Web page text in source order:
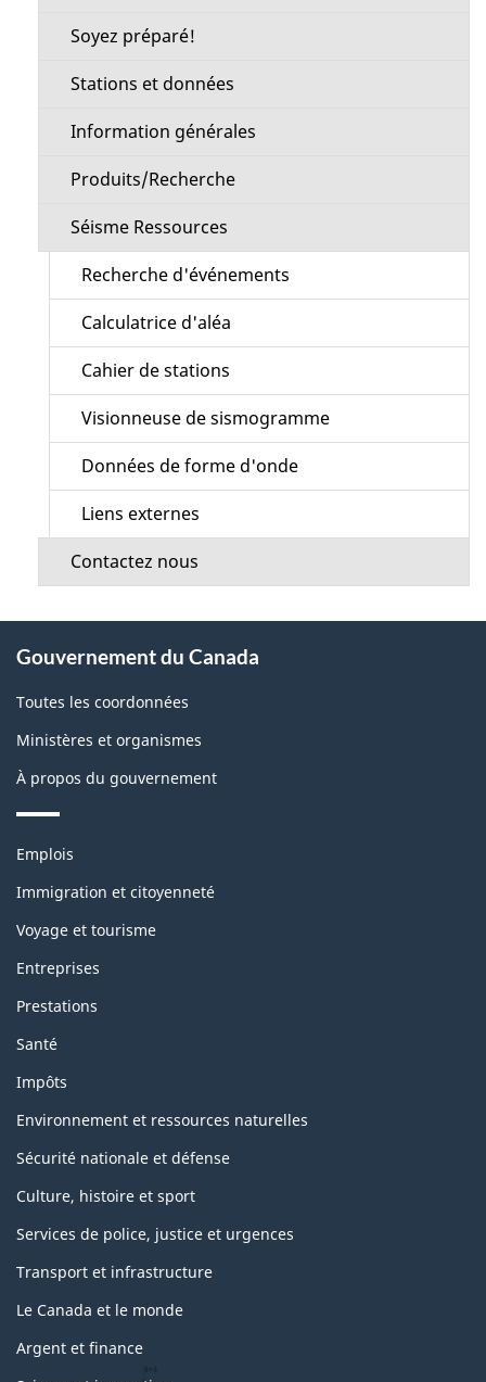
Soyez préparé!
Stations et données
Information générales
Produits/Recherche
Séisme Ressources
Recherche d'événements
Calculatrice d'aléa
Cahier de stations
Visionneuse de sismogramme
Données de forme d'onde
Liens externes
Contactez nous
propos
de
ce
Gouvernement du Canada
Toutes les coordonnées
Ministères et organismes
À propos du gouvernement
Thèmes
sujets
Emplois
Immigration et citoyenneté
Voyage et tourisme
Entreprises
Prestations
Santé
Impôts
Environnement et ressources naturelles
Sécurité nationale et défense
Culture, histoire et sport
Services de police, justice et urgences
Transport et infrastructure
Le Canada et le monde
Argent et finance